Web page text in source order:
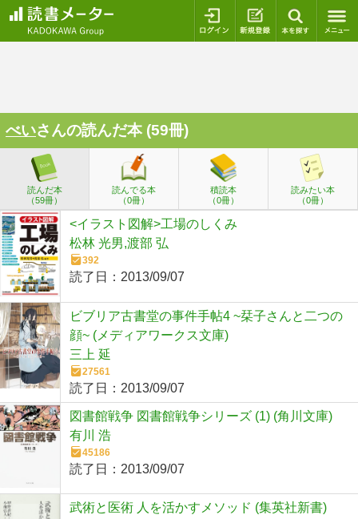
ログイン 新規登録
べいさんの読んだ本 (59冊)
読んだ本
（59冊）
読んでる本
（0冊）
積読本
（0冊）
読みたい本
（0冊）
<イラスト図解>工場のしくみ
松林 光男,渡部 弘
392
読了日： 2013/09/07
ビブリア古書堂の事件手帖4 ~栞子さんと二つの
顔~ (メディアワークス文庫)
三上 延
27561
読了日： 2013/09/07
図書館戦争 図書館戦争シリーズ (1) (角川文庫)
有川 浩
45186
読了日： 2013/09/07
武術と医術 人を活かすメソッド (集英社新書)